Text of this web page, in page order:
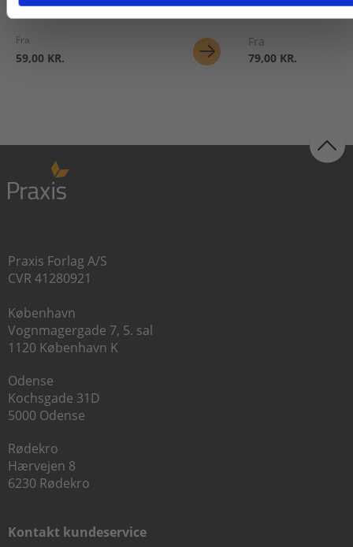
Fra
59,00 KR.
Fra
79,00 KR.
Praxis Forlag A/S
CVR 41280921
København
Vognmagergade 7, 5. sal
1120 København K
Odense
Kochsgade 31D
5000 Odense
Rødekro
Hærvejen 8
6230 Rødekro
Kontakt kundeservice